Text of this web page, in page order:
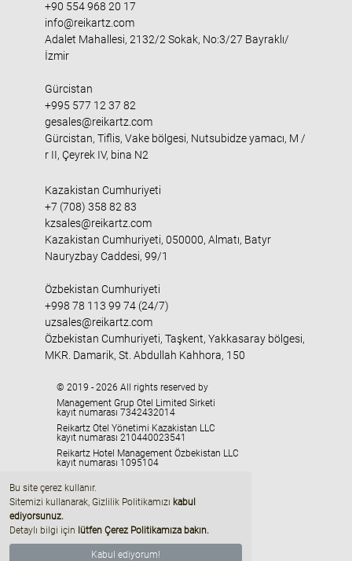
Bu site çerez kullanır.
Sitemizi kullanarak, Gizlilik Politikamızı kabul
ediyorsunuz.
Detaylı bilgi için lütfen Çerez Politikamıza bakın.
Kabul ediyorum!
+90 554 968 20 17
info@reikartz.com
Adalet Mahallesi, 2132/2 Sokak, No:3/27 Bayraklı/
İzmir
Gürcistan
+995 577 12 37 82
gesales@reikartz.com
Gürcistan, Tiflis, Vake bölgesi, Nutsubidze yamacı, M /
r II, Çeyrek IV, bina N2
Kazakistan Cumhuriyeti
+7 (708) 358 82 83
kzsales@reikartz.com
Kazakistan Cumhuriyeti, 050000, Almatı, Batyr
Nauryzbay Caddesi, 99/1
Özbekistan Cumhuriyeti
+998 78 113 99 74 (24/7)
uzsales@reikartz.com
Özbekistan Cumhuriyeti, Taşkent, Yakkasaray bölgesi,
MKR. Damarik, St. Abdullah Kahhora, 150
© 2019 - 2026 All rights reserved by
Management Grup Otel Limited Sirketi
kayıt numarası 7342432014
Reikartz Otel Yönetimi Kazakistan LLC
kayıt numarası 210440023541
Reikartz Hotel Management Özbekistan LLC
kayıt numarası 1095104
kayıt numarası 405329416